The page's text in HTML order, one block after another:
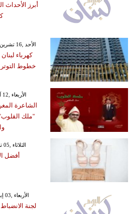
أبرز الأحداث
GMT 16:47 2025 الأحد ,16 تشرين الثاني / نوفمبر
كهرباء
خطوط التوتر
GMT 08:19 2025 الأربعاء ,12 آذار/ مارس
الشاعرة
"ملك
GMT 22:11 2022 الثلاثاء ,05 تموز / يوليو
أفضل
GMT 20:25 2019 الأربعاء ,03 إبريل / نيسان
لجنة